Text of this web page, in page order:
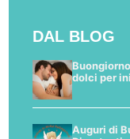
DAL BLOG
dolci per
Auguri di